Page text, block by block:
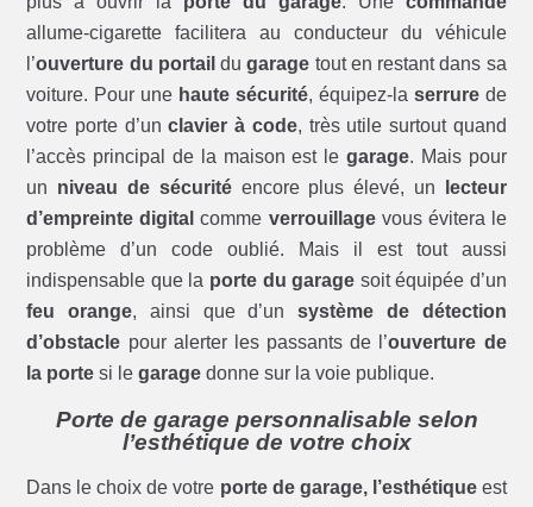
allume-cigarette facilitera au conducteur du véhicule
l’ouverture du portail dugarage tout en restant dans sa
voiture. Pour une haute sécurité, équipez-la serrurede
votre porte d’unclavier à code, très utile surtout quand
l’accès principal de la maison est le garage. Mais pour
un niveau de sécuritéencore plus élevé, un
lecteur
d’empreinte digital comme verrouillagevous évitera le
problème d’un code oublié. Mais il est tout aussi
indispensable que la porte du garage soit équipée d’un
feu orange, ainsi que d’unsystème de détection
d’obstacle pour alerter les passants de l’ouverture de
la porte si legarage donne sur la voie publique.
Porte de garage personnalisable selon
l’esthétique de votre choix
Dans le choix de votre porte de garage, l’esthétiqueest